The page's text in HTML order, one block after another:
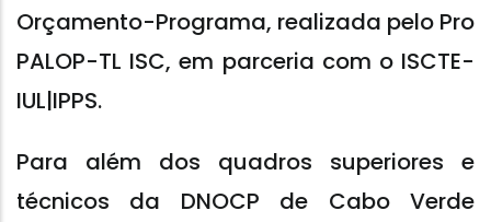
Orçamento-Programa, realizada pelo Pro
PALOP-TL ISC, em parceria com o ISCTE-
IUL|IPPS.
Para além dos quadros superiores e
técnicos da DNOCP de Cabo Verde